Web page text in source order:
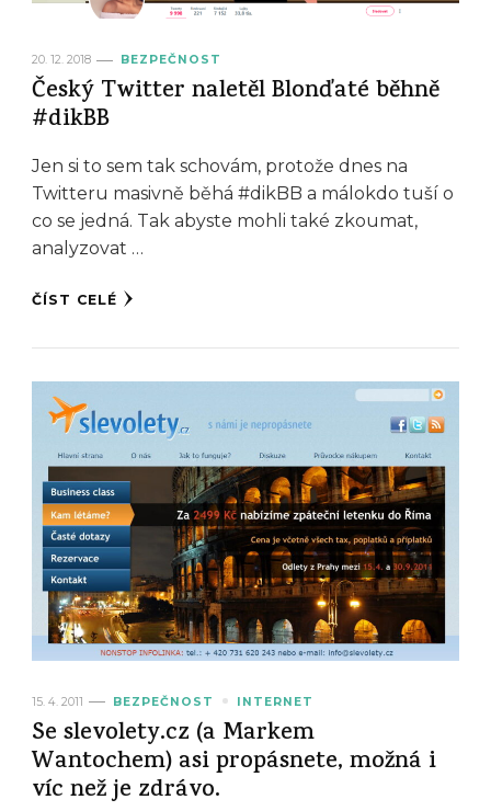
20. 12. 2018 BEZPEČNOST
Český Twitter naletěl Blonďaté běhně
#dikBB
Jen si to sem tak schovám, protože dnes na
Twitteru masivně běhá #dikBB a málokdo tuší o
co se jedná. Tak abyste mohli také zkoumat,
analyzovat …
ČÍST CELÉ
15. 4. 2011 BEZPEČNOST INTERNET
Se slevolety.cz (a Markem
Wantochem) asi propásnete, možná i
víc než je zdrávo.